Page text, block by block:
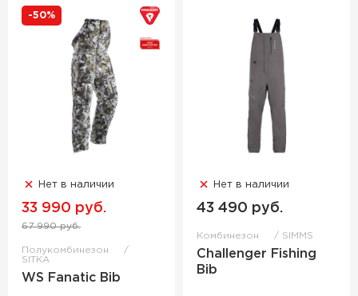
-50%
Нет в наличии
33 990 руб.
67 990 руб.
Полукомбинезон
SITKA
WS Fanatic Bib
Нет в наличии
43 490 руб.
Комбинезон SIMMS
Challenger Fishing
Bib